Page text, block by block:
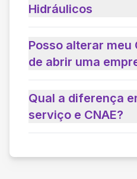
Hidráulicos
Posso alterar meu
de abrir uma
Qual a diferença
serviço e CNAE?